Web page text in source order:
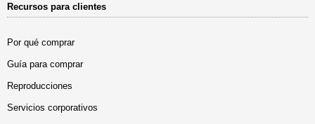
Recursos para clientes
Por qué comprar
Guía para comprar
Reproducciones
Servicios corporativos